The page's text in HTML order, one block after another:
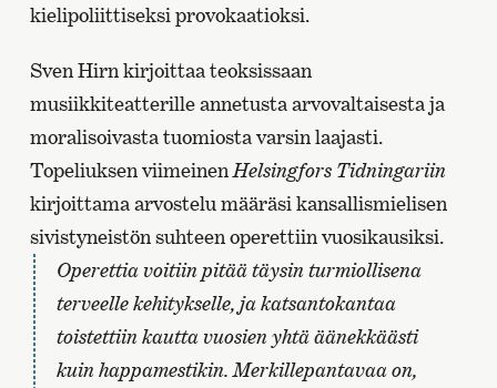
kielipoliittiseksi provokaatioksi.
Sven Hirn kirjoittaa teoksissaan
musiikkiteatterille annetusta arvovaltaisesta ja
moralisoivasta tuomiosta varsin laajasti.
Topeliuksen viimeinen Helsingfors Tidningariin
kirjoittama arvostelu määräsi kansallismielisen
sivistyneistön suhteen operettiin vuosikausiksi.
Operettia voitiin pitää täysin turmiollisena
terveelle kehitykselle, ja katsantokantaa
toistettiin kautta vuosien yhtä äänekkäästi
kuin happamestikin. Merkillepantavaa on,